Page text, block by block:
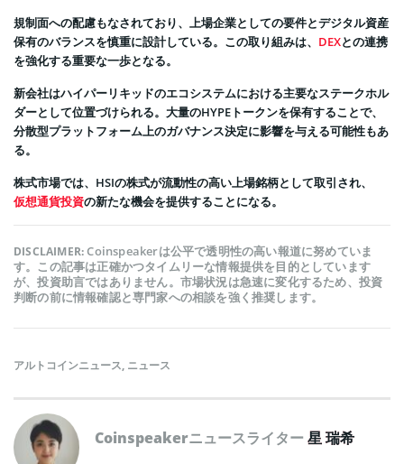
規制面への配慮もなされており、上場企業としての要件とデジタル資産
保有のバランスを慎重に設計している。この取り組みは、 DEXとの連携
を強化する重要な一歩となる。
新会社はハイパーリキッドのエコシステムにおける主要なステークホル
ダーとして位置づけられる。大量のHYPEトークンを保有することで、
分散型プラットフォーム上のガバナンス決定に影響を与える可能性もあ
る。
株式市場では、HSIの株式が流動性の高い上場銘柄として取引され、
仮想通貨投資の新たな機会を提供することになる。
DISCLAIMER:Coinspeakerは公平で透明性の高い報道に努めていま
す。この記事は正確かつタイムリーな情報提供を目的としています
が、投資助言ではありません。市場状況は急速に変化するため、投資
判断の前に情報確認と専門家への相談を強く推奨します。
アルトコインニュース, ニュース
Coinspeakerニュースライター星 瑞希